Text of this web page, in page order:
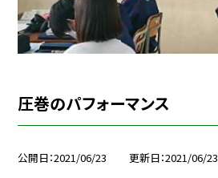
圧巻のパフォーマンス
公開日 2021/06/23 更新日 2021/06/23